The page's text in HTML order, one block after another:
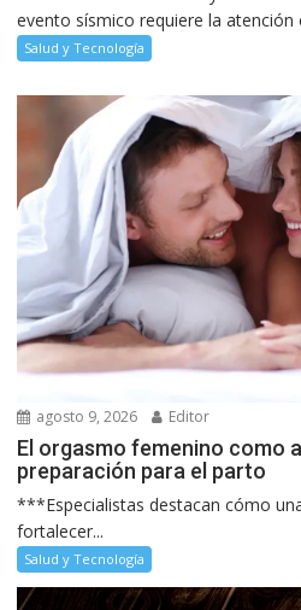
evento sísmico requiere la atención
Salud y Tecnología
agosto 9, 2026 Editor
El orgasmo femenino como
preparación para el parto
***Especialistas destacan cómo
fortalecer...
Salud y Tecnología